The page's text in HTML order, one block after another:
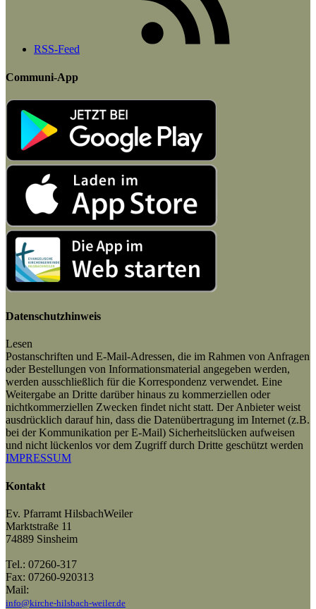
RSS-Feed
Communi-App
Datenschutzhinweis
Lesen
Postanschriften und E-Mail-Adressen, die im Rahmen von Anfragen
oder Bestellungen von Informationsmaterial angegeben werden,
werden ausschließlich für die Korrespondenz verwendet. Eine
Weitergabe an Dritte darüber hinaus zu kommerziellen oder
nichtkommerziellen Zwecken findet nicht statt. Der Anbieter weist
ausdrücklich darauf hin, dass die Datenübertragung im Internet (z.B.
bei der Kommunikation per E-Mail) Sicherheitslücken aufweisen
und nicht lückenlos vor dem Zugriff durch Dritte geschützt werden
IMPRESSUM
Kontakt
Ev. Pfarramt HilsbachWeiler
Marktstraße 11
74889 Sinsheim
Tel.: 07260-317
Fax: 07260-920313
Mail:
info@kirche-hilsbach-weiler.de